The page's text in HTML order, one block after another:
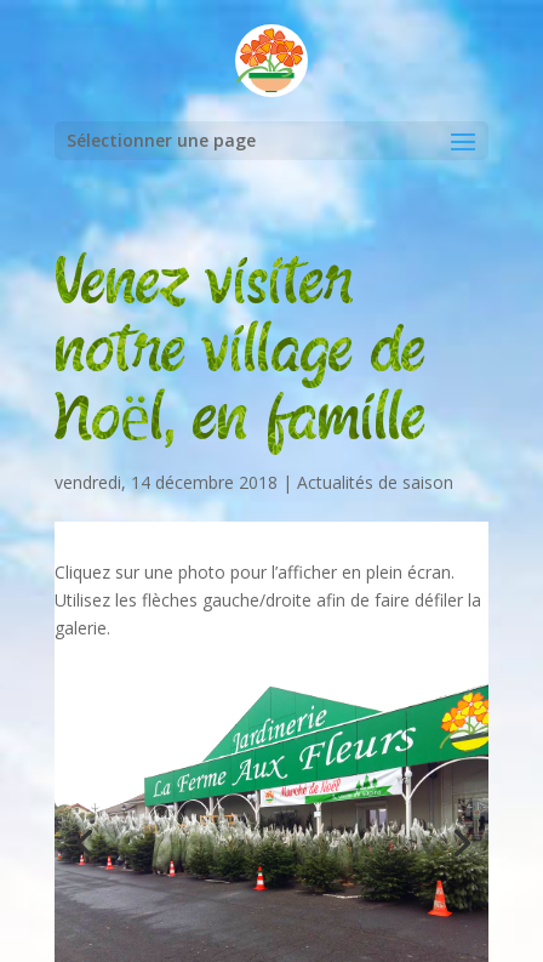
Sélectionner une page
Venez visiter
notre village de
Noël, en famille
vendredi, 14 décembre 2018 | Actualités de saison
Cliquez sur une photo pour l’afficher en plein écran.
Utilisez les flèches gauche/droite afin de faire défiler la
galerie.